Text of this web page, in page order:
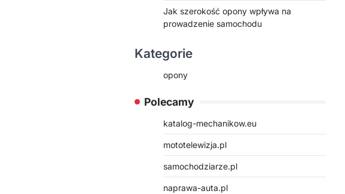
Jak szerokość opony wpływa na
prowadzenie samochodu
Kategorie
opony
Polecamy
katalog-mechanikow.eu
mototelewizja.pl
samochodziarze.pl
naprawa-auta.pl